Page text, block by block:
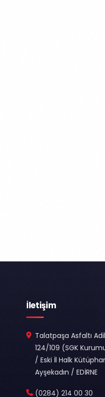
İletişim
Talatpaşa Asfaltı
124/109 (SGK
/ Eski İl Halk
Ayşekadın / EDİRNE
(0284) 214 00 30